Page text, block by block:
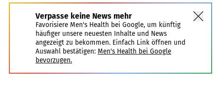
Verpasse keine News mehr
Favorisiere Men's Health bei Google, um künftig
häufiger unsere neuesten Inhalte und News
angezeigt zu bekommen. Einfach Link öffnen und
Auswahl bestätigen: Men's Health bei Google
bevorzugen.